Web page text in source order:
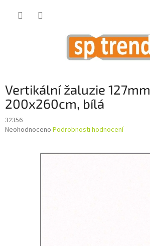
Vertikální žaluzie 127mm
200x260cm, bílá
32356
Průměrné
Neohodnoceno Podrobnosti hodnocení